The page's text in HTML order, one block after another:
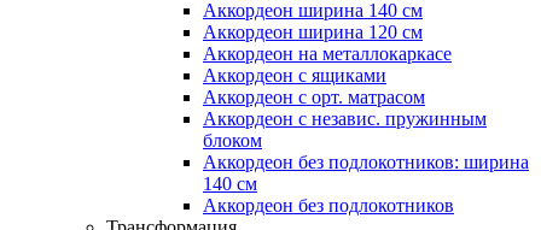
Аккордеон ширина 140 см
Аккордеон ширина 120 см
Аккордеон на металлокаркасе
Аккордеон c ящиками
Аккордеон c орт. матрасом
Аккордеон c независ. пружинным
блоком
Аккордеон без подлокотников: ширина
140 см
Аккордеон без подлокотников